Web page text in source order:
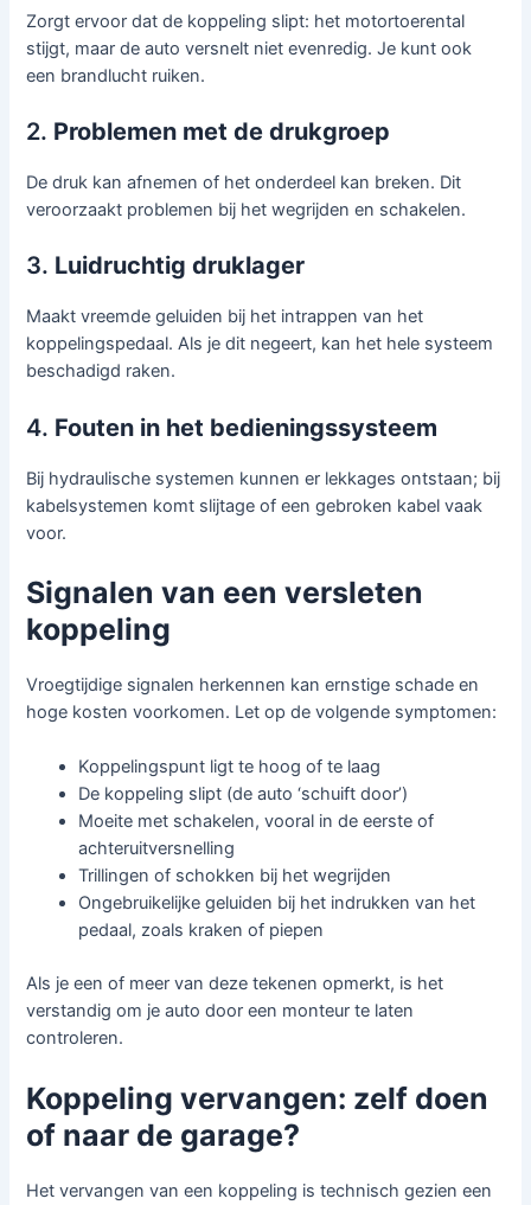
Zorgt ervoor dat de koppeling slipt: het motortoerental
stijgt, maar de auto versnelt niet evenredig. Je kunt ook
een brandlucht ruiken.
2. Problemen met de drukgroep
De druk kan afnemen of het onderdeel kan breken. Dit
veroorzaakt problemen bij het wegrijden en schakelen.
3. Luidruchtig druklager
Maakt vreemde geluiden bij het intrappen van het
koppelingspedaal. Als je dit negeert, kan het hele systeem
beschadigd raken.
4. Fouten in het bedieningssysteem
Bij hydraulische systemen kunnen er lekkages ontstaan; bij
kabelsystemen komt slijtage of een gebroken kabel vaak
voor.
Signalen van een versleten
koppeling
Vroegtijdige signalen herkennen kan ernstige schade en
hoge kosten voorkomen. Let op de volgende symptomen:
Koppelingspunt ligt te hoog of te laag
De koppeling slipt (de auto ‘schuift door’)
Moeite met schakelen, vooral in de eerste of
achteruitversnelling
Trillingen of schokken bij het wegrijden
Ongebruikelijke geluiden bij het indrukken van het
pedaal, zoals kraken of piepen
Als je een of meer van deze tekenen opmerkt, is het
verstandig om je auto door een monteur te laten
controleren.
Koppeling vervangen: zelf doen
of naar de garage?
Het vervangen van een koppeling is technisch gezien een